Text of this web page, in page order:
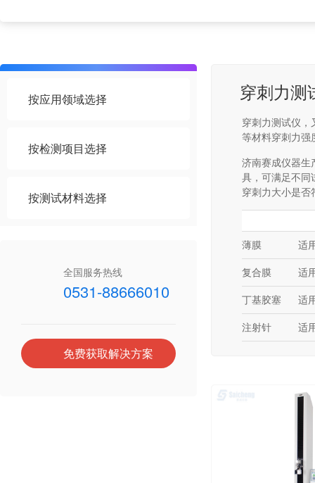
按应用领域选择
按检测项目选择
按测试材料选择
全国服务热线
0531-88666010
免费获取解决方案
穿刺力测
穿刺力测试仪
等材料穿刺力强
济南赛成仪器生
具，可满足不同
穿刺力大小是
薄膜
适
复合膜
适
丁基胶塞
适
注射针
适